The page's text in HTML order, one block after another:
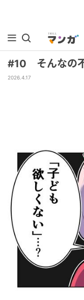
#10 そんなの
2026.4.17